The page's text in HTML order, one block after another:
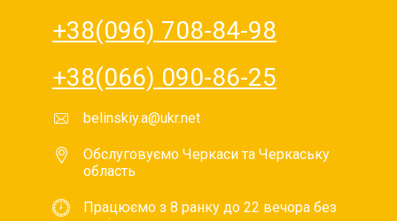
+38(096) 708-84-98
+38(066) 090-86-25
belinskiy.a@ukr.net
Обслуговуємо Черкаси та Черкаську
область
Працюємо з 8 ранку до 22 вечора без